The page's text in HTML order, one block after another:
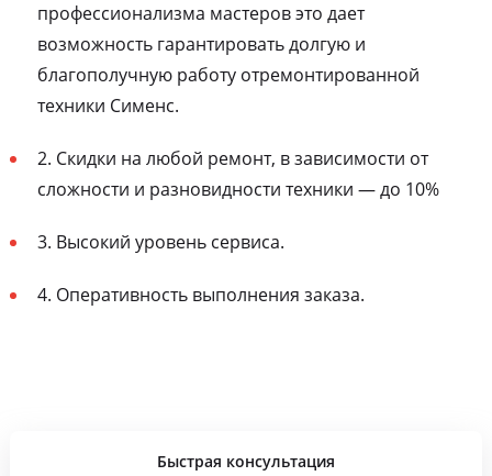
профессионализма мастеров это дает
возможность гарантировать долгую и
благополучную работу отремонтированной
техники Сименс.
2. Скидки на любой ремонт, в зависимости от
сложности и разновидности техники — до 10%
3. Высокий уровень сервиса.
4. Оперативность выполнения заказа.
Быстрая консультация